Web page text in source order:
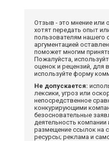
Отзыв - это мнение или
хотят передать опыт
пользователям нашего
аргументацией
поможет многим
Пожалуйста,
оценок и рецензий, для
используйте форму
Не допускается:
лексики, угроз или
непосредственное
конкурирующими
безосновательные
деятельность компании
размещение ссылок на
ресурсы; реклама и